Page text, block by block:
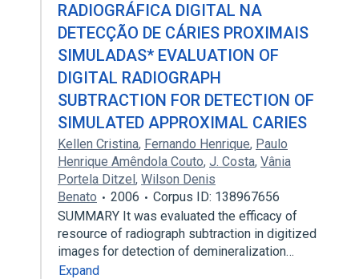
RADIOGRÁFICA DIGITAL NA
DETECÇÃO DE CÁRIES PROXIMAIS
SIMULADAS* EVALUATION OF
DIGITAL RADIOGRAPH
SUBTRACTION FOR DETECTION OF
SIMULATED APPROXIMAL CARIES
Kellen Cristina, Fernando Henrique, Paulo
Henrique Amêndola Couto, J. Costa, Vânia
Portela Ditzel, Wilson Denis
Benato
2006
Corpus ID: 138967656
SUMMARY It was evaluated the efficacy of
resource of radiograph subtraction in digitized
images for detection of demineralization…
Expand